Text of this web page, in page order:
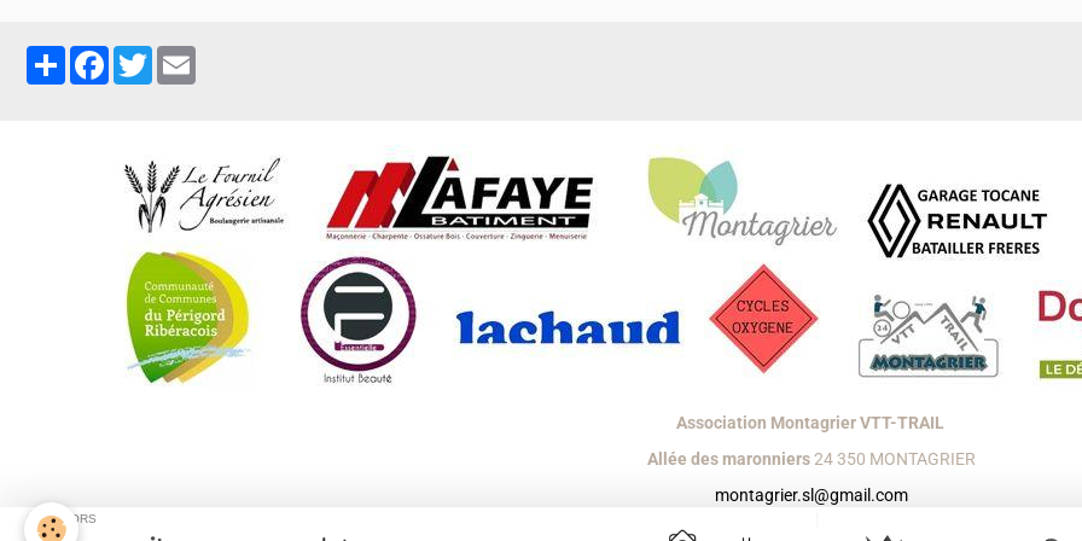
PartagerFacebook
Twitter
Association Montagrier VTT-TRAIL
Allée des maronniers24 350 MONTAGRIER
montagrier.sl@gmail.com
SPONSORS